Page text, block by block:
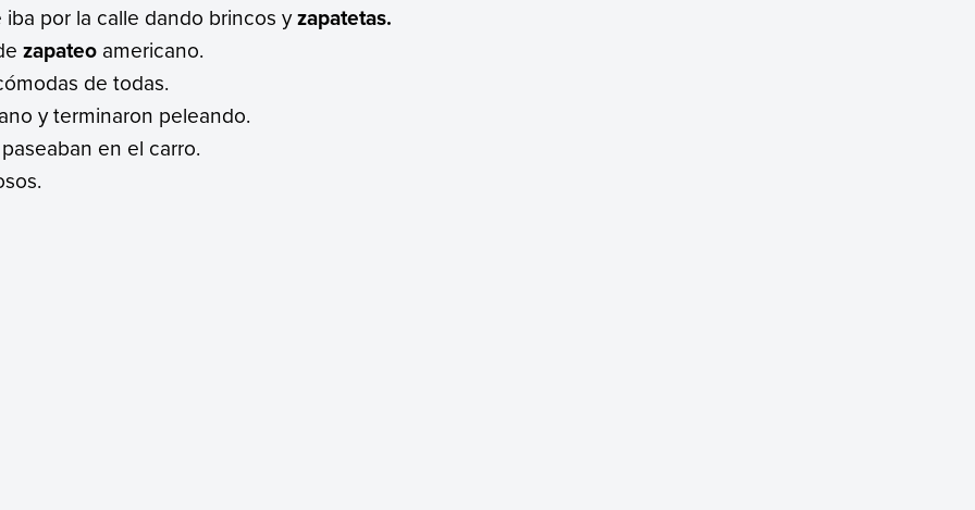
por la calle dando brincos yzapatetas.
zapateo americano.
de todas.
y terminaron peleando.
en el carro.